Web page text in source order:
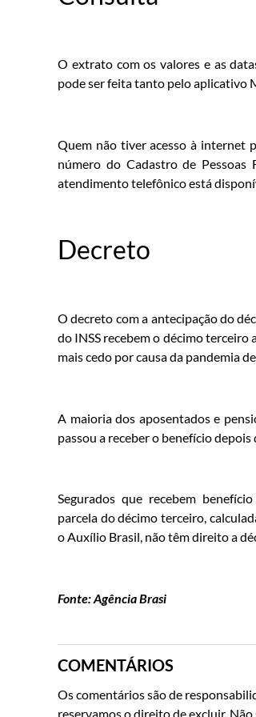
O extrato com os valores e as
pode ser feita tanto pelo aplicativo
Quem não tiver acesso à internet
número do Cadastro de
atendimento telefônico está
Decreto
O decreto com a antecipação do
do INSS recebem o décimo terceiro
mais cedo por causa da pandemia
A maioria dos aposentados e
passou a receber o benefício
Segurados que recebem
parcela do décimo terceiro,
o Auxílio Brasil, não têm direito a
Fonte: Agência Brasi
COMENTÁRIOS
Os comentários são de
reservamos o direito de excluir.